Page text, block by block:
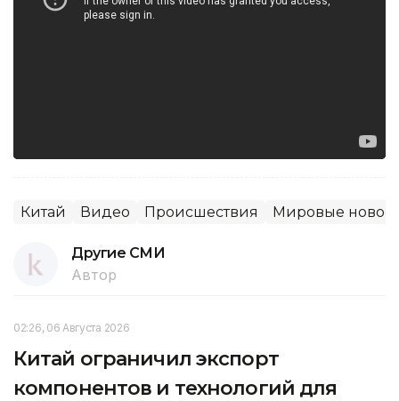
Китай Видео Происшествия Мировые
Другие СМИ
Автор
02:26, 06 Августа 2026
Китай ограничил экспорт
компонентов и технологий для